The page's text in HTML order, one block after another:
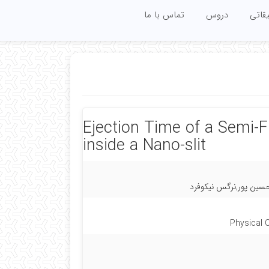
دروس تماس با ما
Ejection Time of a Semi-
inside a Nano-slit
پور,نرگس نیکوفرد
Physical